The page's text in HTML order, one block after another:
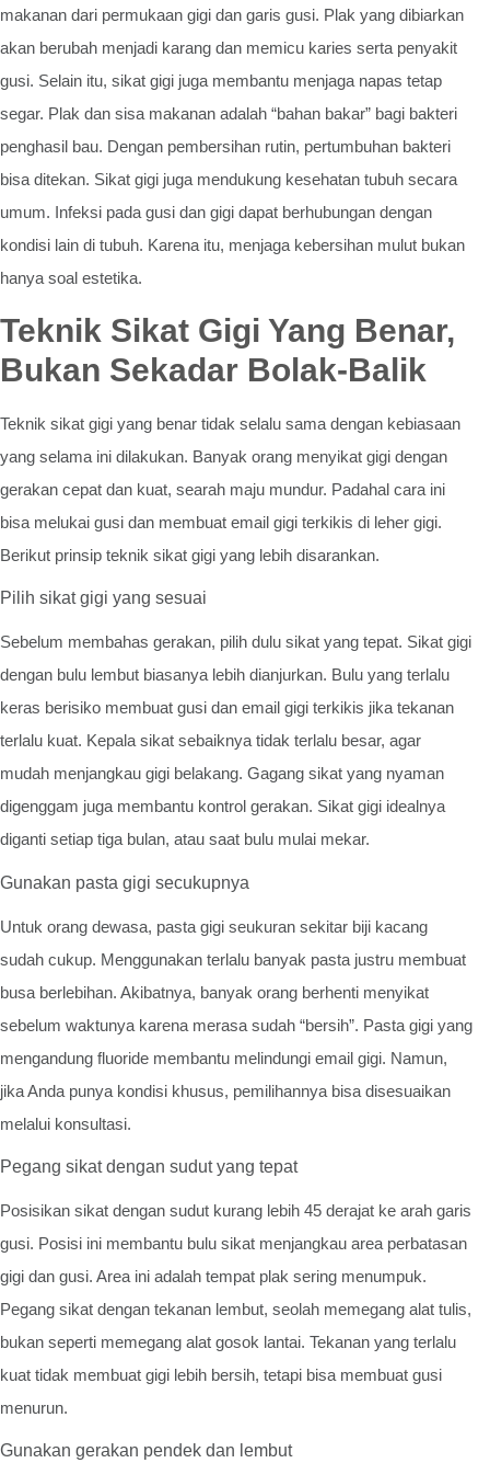
makanan dari permukaan gigi dan garis gusi. Plak yang dibiarkan
akan berubah menjadi karang dan memicu karies serta penyakit
gusi. Selain itu, sikat gigi juga membantu menjaga napas tetap
segar. Plak dan sisa makanan adalah “bahan bakar” bagi bakteri
penghasil bau. Dengan pembersihan rutin, pertumbuhan bakteri
bisa ditekan. Sikat gigi juga mendukung kesehatan tubuh secara
umum. Infeksi pada gusi dan gigi dapat berhubungan dengan
kondisi lain di tubuh. Karena itu, menjaga kebersihan mulut bukan
hanya soal estetika.
Teknik Sikat Gigi Yang Benar,
Bukan Sekadar Bolak-Balik
Teknik sikat gigi yang benar tidak selalu sama dengan kebiasaan
yang selama ini dilakukan. Banyak orang menyikat gigi dengan
gerakan cepat dan kuat, searah maju mundur. Padahal cara ini
bisa melukai gusi dan membuat email gigi terkikis di leher gigi.
Berikut prinsip teknik sikat gigi yang lebih disarankan.
Pilih sikat gigi yang sesuai
Sebelum membahas gerakan, pilih dulu sikat yang tepat. Sikat gigi
dengan bulu lembut biasanya lebih dianjurkan. Bulu yang terlalu
keras berisiko membuat gusi dan email gigi terkikis jika tekanan
terlalu kuat. Kepala sikat sebaiknya tidak terlalu besar, agar
mudah menjangkau gigi belakang. Gagang sikat yang nyaman
digenggam juga membantu kontrol gerakan. Sikat gigi idealnya
diganti setiap tiga bulan, atau saat bulu mulai mekar.
Gunakan pasta gigi secukupnya
Untuk orang dewasa, pasta gigi seukuran sekitar biji kacang
sudah cukup. Menggunakan terlalu banyak pasta justru membuat
busa berlebihan. Akibatnya, banyak orang berhenti menyikat
sebelum waktunya karena merasa sudah “bersih”. Pasta gigi yang
mengandung fluoride membantu melindungi email gigi. Namun,
jika Anda punya kondisi khusus, pemilihannya bisa disesuaikan
melalui konsultasi.
Pegang sikat dengan sudut yang tepat
Posisikan sikat dengan sudut kurang lebih 45 derajat ke arah garis
gusi. Posisi ini membantu bulu sikat menjangkau area perbatasan
gigi dan gusi. Area ini adalah tempat plak sering menumpuk.
Pegang sikat dengan tekanan lembut, seolah memegang alat tulis,
bukan seperti memegang alat gosok lantai. Tekanan yang terlalu
kuat tidak membuat gigi lebih bersih, tetapi bisa membuat gusi
menurun.
Gunakan gerakan pendek dan lembut